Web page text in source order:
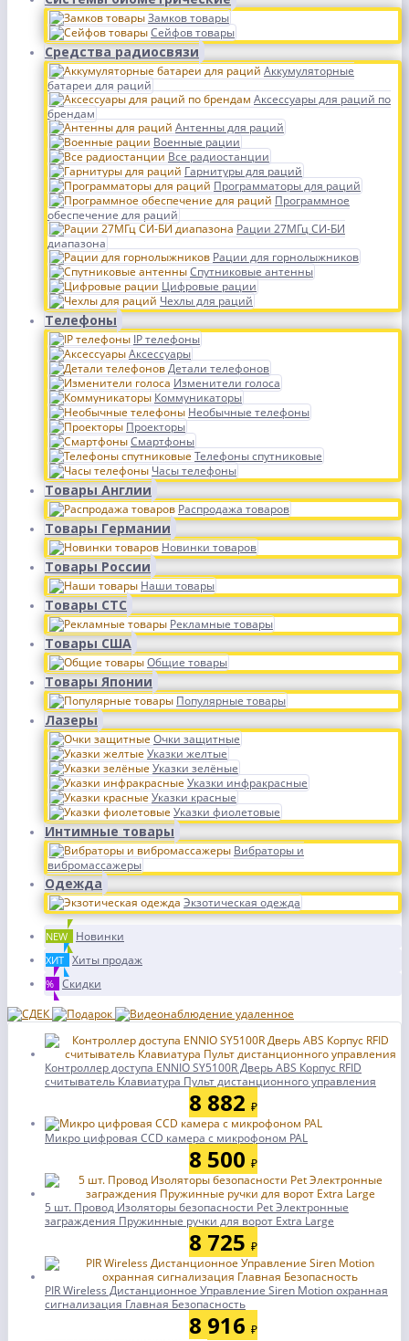
Замков товары
Сейфов товары
Средства радиосвязи
Аккумуляторные
батареи для раций
Аксессуары для раций по
брендам
Антенны для раций
Военные рации
Все радиостанции
Гарнитуры для раций
Программаторы для раций
Программное
обеспечение для раций
Рации 27МГц СИ-БИ
диапазона
Рации для горнолыжников
Спутниковые антенны
Цифровые рации
Чехлы для раций
Телефоны
IP телефоны
Аксессуары
Детали телефонов
Изменители голоса
Коммуникаторы
Необычные телефоны
Проекторы
Смартфоны
Телефоны спутниковые
Часы телефоны
Товары Англии
Распродажа товаров
Товары Германии
Новинки товаров
Товары России
Наши товары
Товары СТС
Рекламные товары
Товары США
Общие товары
Товары Японии
Популярные товары
Лазеры
Очки защитные
Указки желтые
Указки зелёные
Указки инфракрасные
Указки красные
Указки фиолетовые
Интимные товары
Вибраторы и
вибромассажеры
Одежда
Экзотическая одежда
NEW Новинки
ХИТ Хиты продаж
% Скидки
Контроллер доступа ENNIO SY5100R Дверь ABS Корпус RFID
считыватель Клавиатура Пульт дистанционного управления
8 882 ₽
Микро цифровая CCD камера с микрофоном PAL
8 500 ₽
5 шт. Провод Изоляторы безопасности Pet Электронные
заграждения Пружинные ручки для ворот Extra Large
8 725 ₽
PIR Wireless Дистанционное Управление Siren Motion охранная
сигнализация Главная Безопасность
8 916 ₽